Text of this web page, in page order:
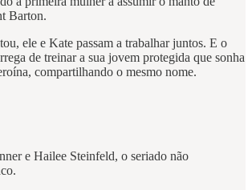
Barton.
ele e Kate passam a trabalhar juntos. E o
de treinar a sua jovem protegida que sonha
compartilhando o mesmo nome.
e Hailee Steinfeld, o seriado não